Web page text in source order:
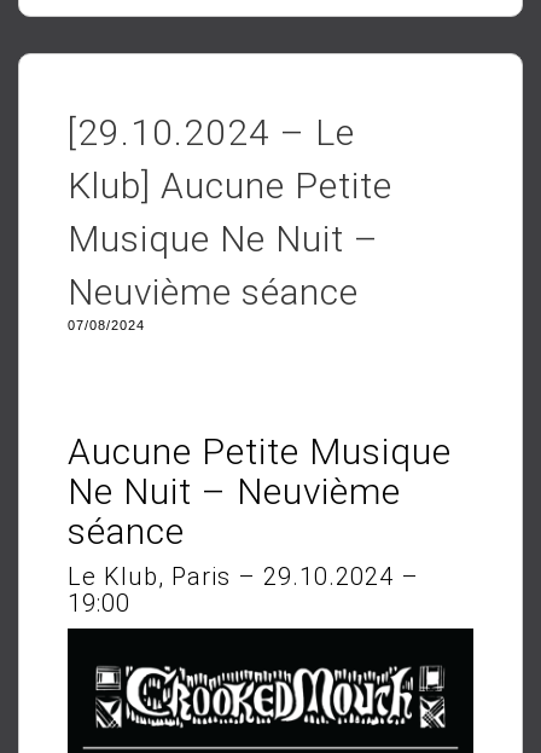
[29.10.2024 – Le
Klub] Aucune Petite
Musique Ne Nuit –
Neuvième séance
07/08/2024
Aucune Petite Musique
Ne Nuit – Neuvième
séance
Le Klub, Paris – 29.10.2024 –
19:00